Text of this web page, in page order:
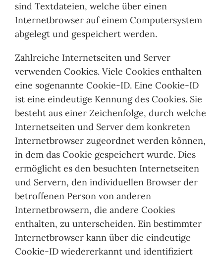
sind Textdateien, welche über einen
Internetbrowser auf einem Computersystem
abgelegt und gespeichert werden.
Zahlreiche Internetseiten und Server
verwenden Cookies. Viele Cookies enthalten
eine sogenannte Cookie-ID. Eine Cookie-ID
ist eine eindeutige Kennung des Cookies. Sie
besteht aus einer Zeichenfolge, durch welche
Internetseiten und Server dem konkreten
Internetbrowser zugeordnet werden können,
in dem das Cookie gespeichert wurde. Dies
ermöglicht es den besuchten Internetseiten
und Servern, den individuellen Browser der
betroffenen Person von anderen
Internetbrowsern, die andere Cookies
enthalten, zu unterscheiden. Ein bestimmter
Internetbrowser kann über die eindeutige
Cookie-ID wiedererkannt und identifiziert